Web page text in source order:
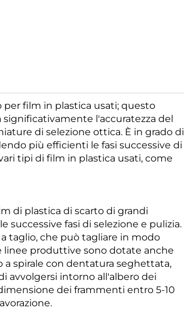
per film in plastica usati; questo
l'accuratezza del
di selezione ottica. È in grado di
più efficienti le fasi successive di
tipi di film in plastica usati, come
di plastica di scarto di grandi
fasi di selezione e pulizia.
taglio, che può tagliare in modo
linee produttive sono dotate anche
spirale con dentatura seghettata,
avvolgersi intorno all'albero dei
dei frammenti entro 5-10